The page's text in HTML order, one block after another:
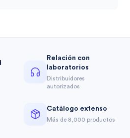
Relación con
laboratorios
Distribuidores
autorizados
Catálogo extenso
Más de 8,000 productos